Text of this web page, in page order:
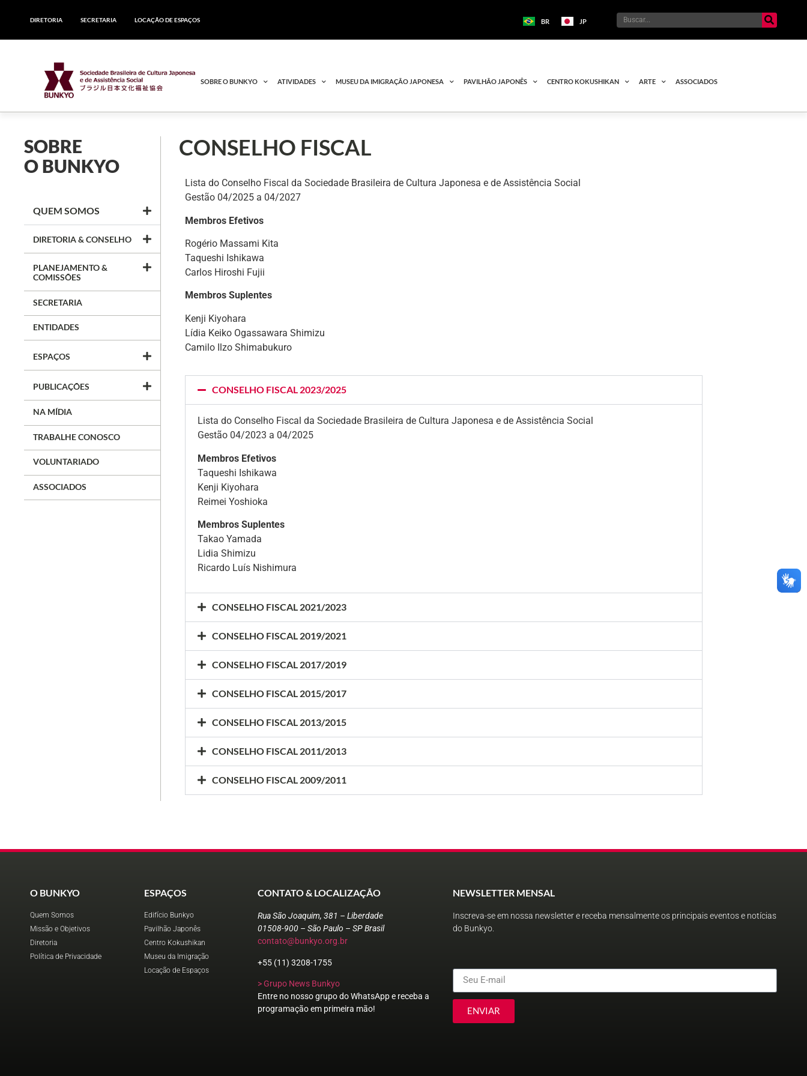
DIRETORIA SECRETARIA LOCAÇÃO DE ESPAÇOS BR JP
SOBRE O BUNKYO ATIVIDADES MUSEU DA IMIGRAÇÃO JAPONESA PAVILHÃO JAPONÊS CENTRO KOKUSHIKAN ARTE ASSOCIADOS
SOBRE
O BUNKYO
QUEM SOMOS
DIRETORIA & CONSELHO
PLANEJAMENTO &
COMISSÕES
SECRETARIA
ENTIDADES
ESPAÇOS
PUBLICAÇÕES
NA MÍDIA
TRABALHE CONOSCO
VOLUNTARIADO
ASSOCIADOS
CONSELHO FISCAL
Lista do Conselho Fiscal da Sociedade Brasileira de Cultura Japonesa e de Assistência Social
Gestão 04/2025 a 04/2027
Membros Efetivos
Rogério Massami Kita
Taqueshi Ishikawa
Carlos Hiroshi Fujii
Membros Suplentes
Kenji Kiyohara
Lídia Keiko Ogassawara Shimizu
Camilo Ilzo Shimabukuro
CONSELHO FISCAL 2023/2025
Lista do Conselho Fiscal da Sociedade Brasileira de Cultura Japonesa e de Assistência Social
Gestão 04/2023 a 04/2025
Membros Efetivos
Taqueshi Ishikawa
Kenji Kiyohara
Reimei Yoshioka
Membros Suplentes
Takao Yamada
Lidia Shimizu
Ricardo Luís Nishimura
CONSELHO FISCAL 2021/2023
CONSELHO FISCAL 2019/2021
CONSELHO FISCAL 2017/2019
CONSELHO FISCAL 2015/2017
CONSELHO FISCAL 2013/2015
CONSELHO FISCAL 2011/2013
CONSELHO FISCAL 2009/2011
O BUNKYO
Quem Somos
Missão e Objetivos
Diretoria
Política de Privacidade
ESPAÇOS
Edifício Bunkyo
Pavilhão Japonês
Centro Kokushikan
Museu da Imigração
Locação de Espaços
CONTATO & LOCALIZAÇÃO
Rua São Joaquim, 381 – Liberdade
01508-900 – São Paulo – SP Brasil
contato@bunkyo.org.br
+55 (11) 3208-1755
> Grupo News Bunkyo
Entre no nosso grupo do WhatsApp e receba a
programação em primeira mão!
NEWSLETTER MENSAL
Inscreva-se em nossa newsletter e receba mensalmente os principais eventos e notícias
do Bunkyo.
ENVIAR